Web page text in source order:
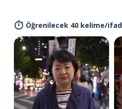
Öğrenilecek 40 kelime/